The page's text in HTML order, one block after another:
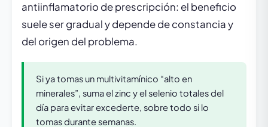
antiinflamatorio de prescripción: el beneficio
suele ser gradual y depende de constancia y
del origen del problema.
Si ya tomas un multivitamínico “alto en
minerales”, suma el zinc y el selenio totales del
día para evitar excederte, sobre todo si lo
tomas durante semanas.